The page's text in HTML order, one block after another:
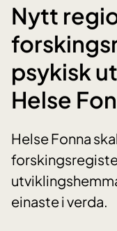
Nytt
psykisk
Helse
Helse Fonna
einaste i verda.